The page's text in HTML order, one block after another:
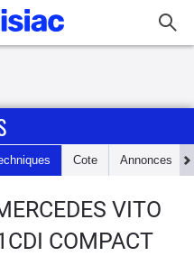
Cote Annonces
VITO
COMPACT